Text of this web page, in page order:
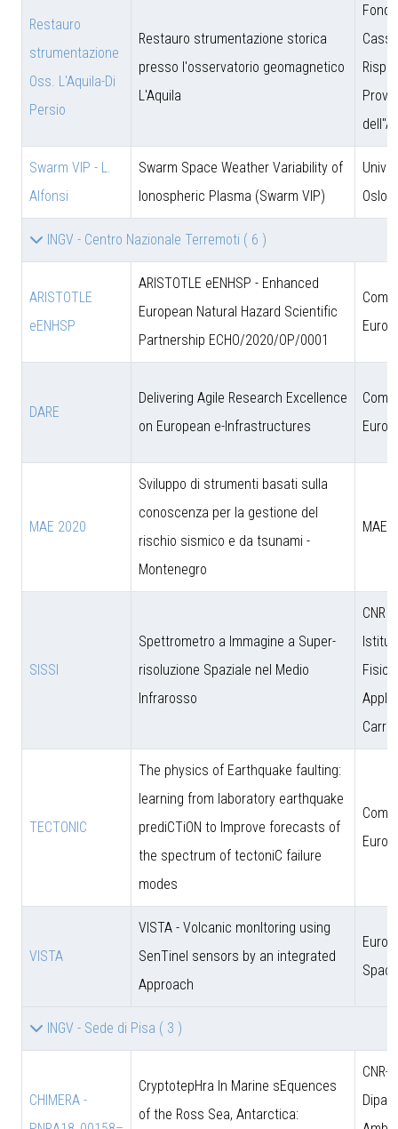
Restauro
strumentazione
Oss. L'Aquila-Di
Persio
Restauro strumentazione storica
presso l'osservatorio geomagnetico
L'Aquila
Swarm VIP - L.
Alfonsi
Swarm Space Weather Variability of
Ionospheric Plasma (Swarm VIP)
Oslo
INGV - Centro Nazionale Terremoti ( 6 )
ARISTOTLE
eENHSP
ARISTOTLE eENHSP - Enhanced
European Natural Hazard Scientific
Partnership ECHO/2020/OP/0001
DARE
Delivering Agile Research Excellence
on European e-Infrastructures
MAE 2020
Sviluppo di strumenti basati sulla
conoscenza per la gestione del
rischio sismico e da tsunami -
Montenegro
MAE
SISSI
Spettrometro a Immagine a Super-
risoluzione Spaziale nel Medio
Infrarosso
CNR -
Fisica
TECTONIC
The physics of Earthquake faulting:
learning from laboratory earthquake
prediCTiON to Improve forecasts of
the spectrum of tectoniC failure
modes
VISTA
VISTA - Volcanic monItoring using
SenTinel sensors by an integrated
Approach
INGV - Sede di Pisa ( 3 )
CHIMERA -
CryptotepHra In Marine sEquences
of the Ross Sea, Antarctica:
CNR-